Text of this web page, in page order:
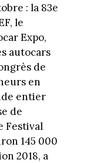
: la 83e
le
Expo,
autocars
de
en
entier
de
Festival
145 000
2018, a